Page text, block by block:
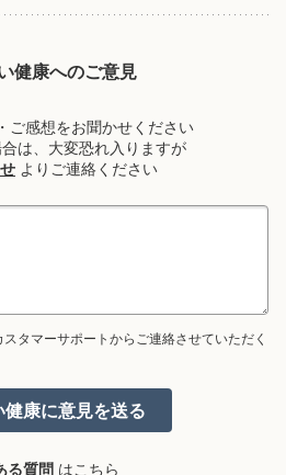
健康へのご意見
ご感想をお聞かせください
は、大変恐れ入りますが
よりご連絡ください
タマーサポートからご連絡させていただく
る質問 はこちら